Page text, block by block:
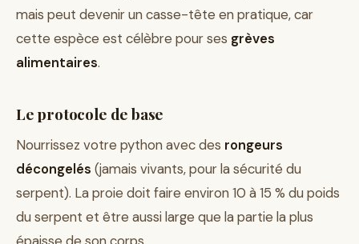
mais peut devenir un casse-tête en pratique, car
cette espèce est célèbre pour ses grèves
alimentaires.
Le protocole de base
Nourrissez votre python avec des rongeurs
décongelés (jamais vivants, pour la sécurité du
serpent). La proie doit faire environ 10 à 15 % du poids
du serpent et être aussi large que la partie la plus
épaisse de son corps.